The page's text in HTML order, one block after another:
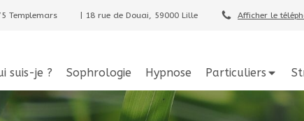
Templemars | 18 rue de Douai, 59000 Lille Afficher le
suis-je ? Sophrologie Hypnose Particuliers